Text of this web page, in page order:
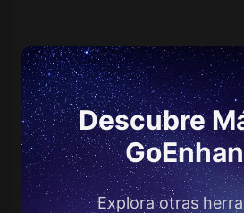
Descubre
Explora otras